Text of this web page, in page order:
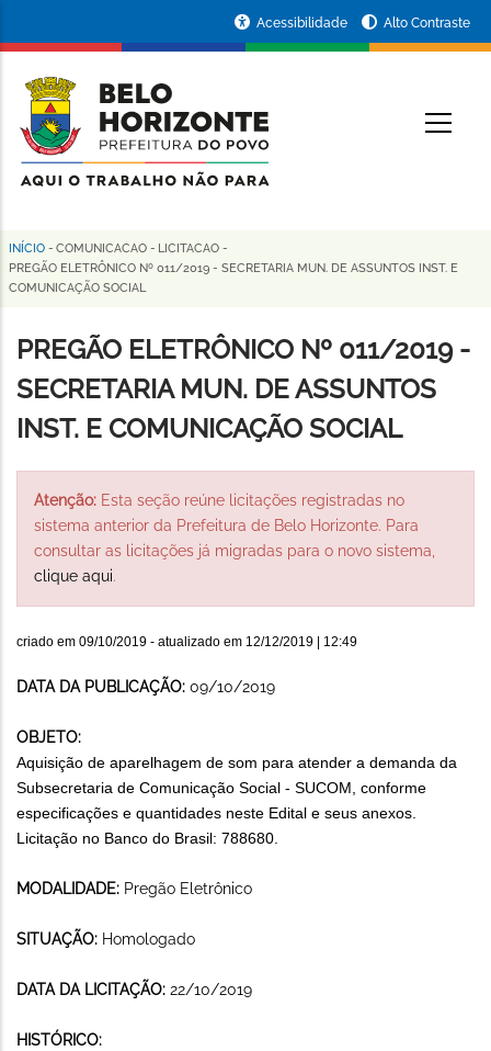
conteúdo
principal
da
Prefeitura
de
Horizonte
Acessibilidade Alto Contraste
Trilha
de
navegação
INÍCIO - COMUNICACAO - LICITACAO -
PREGÃO ELETRÔNICO Nº 011/2019 - SECRETARIA MUN. DE ASSUNTOS INST. E
COMUNICAÇÃO SOCIAL
PREGÃO ELETRÔNICO Nº 011/2019 -
SECRETARIA MUN. DE ASSUNTOS
INST. E COMUNICAÇÃO SOCIAL
Atenção: Esta seção reúne licitações registradas no
sistema anterior da Prefeitura de Belo Horizonte. Para
consultar as licitações já migradas para o novo sistema,
clique aqui.
criado em 09/10/2019 - atualizado em 12/12/2019 | 12:49
DATA DA PUBLICAÇÃO: 09/10/2019
OBJETO:
Aquisição de aparelhagem de som para atender a demanda da
Subsecretaria de Comunicação Social - SUCOM, conforme
especificações e quantidades neste Edital e seus anexos.
Licitação no Banco do Brasil: 788680.
MODALIDADE: Pregão Eletrônico
SITUAÇÃO: Homologado
DATA DA LICITAÇÃO: 22/10/2019
HISTÓRICO: